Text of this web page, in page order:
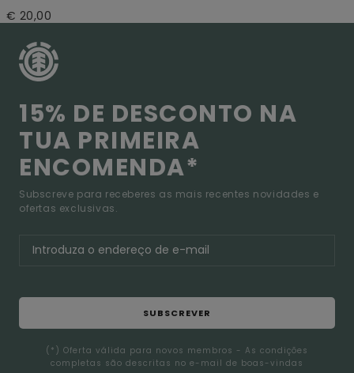
€ 20,00
15% DE DESCONTO NA
TUA PRIMEIRA
ENCOMENDA*
Subscreve para receberes as mais recentes novidades e
ofertas exclusivas.
SUBSCREVER
(*) Oferta válida para novos membros - As condições
completas são descritas no e-mail de boas-vindas